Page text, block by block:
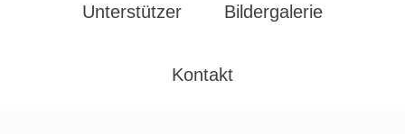
Unterstützer Bildergalerie
Kontakt